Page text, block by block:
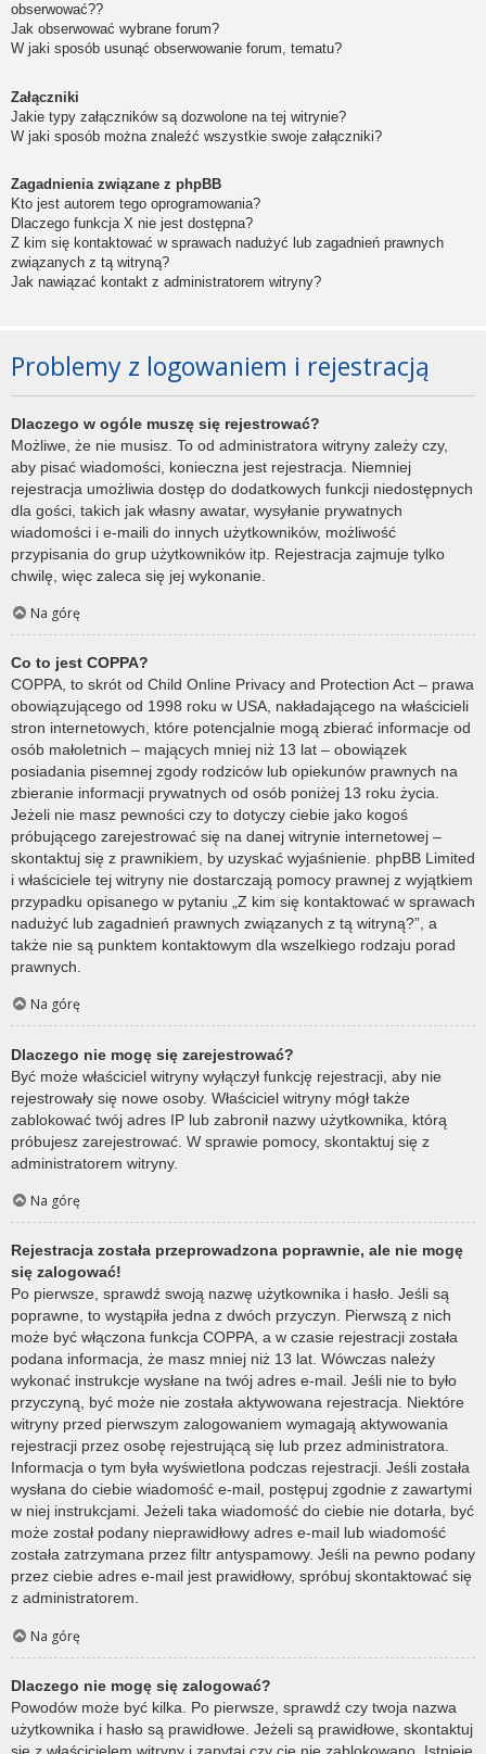
obserwować??
Jak obserwować wybrane forum?
W jaki sposób usunąć obserwowanie forum, tematu?
Załączniki
Jakie typy załączników są dozwolone na tej witrynie?
W jaki sposób można znaleźć wszystkie swoje załączniki?
Zagadnienia związane z phpBB
Kto jest autorem tego oprogramowania?
Dlaczego funkcja X nie jest dostępna?
Z kim się kontaktować w sprawach nadużyć lub zagadnień prawnych
związanych z tą witryną?
Jak nawiązać kontakt z administratorem witryny?
Problemy z logowaniem i rejestracją
Dlaczego w ogóle muszę się rejestrować?
Możliwe, że nie musisz. To od administratora witryny zależy czy,
aby pisać wiadomości, konieczna jest rejestracja. Niemniej
rejestracja umożliwia dostęp do dodatkowych funkcji niedostępnych
dla gości, takich jak własny awatar, wysyłanie prywatnych
wiadomości i e-maili do innych użytkowników, możliwość
przypisania do grup użytkowników itp. Rejestracja zajmuje tylko
chwilę, więc zaleca się jej wykonanie.
Na górę
Co to jest COPPA?
COPPA, to skrót od Child Online Privacy and Protection Act – prawa
obowiązującego od 1998 roku w USA, nakładającego na właścicieli
stron internetowych, które potencjalnie mogą zbierać informacje od
osób małoletnich – mających mniej niż 13 lat – obowiązek
posiadania pisemnej zgody rodziców lub opiekunów prawnych na
zbieranie informacji prywatnych od osób poniżej 13 roku życia.
Jeżeli nie masz pewności czy to dotyczy ciebie jako kogoś
próbującego zarejestrować się na danej witrynie internetowej –
skontaktuj się z prawnikiem, by uzyskać wyjaśnienie. phpBB Limited
i właściciele tej witryny nie dostarczają pomocy prawnej z wyjątkiem
przypadku opisanego w pytaniu „Z kim się kontaktować w sprawach
nadużyć lub zagadnień prawnych związanych z tą witryną?”, a
także nie są punktem kontaktowym dla wszelkiego rodzaju porad
prawnych.
Na górę
Dlaczego nie mogę się zarejestrować?
Być może właściciel witryny wyłączył funkcję rejestracji, aby nie
rejestrowały się nowe osoby. Właściciel witryny mógł także
zablokować twój adres IP lub zabronił nazwy użytkownika, którą
próbujesz zarejestrować. W sprawie pomocy, skontaktuj się z
administratorem witryny.
Na górę
Rejestracja została przeprowadzona poprawnie, ale nie mogę
się zalogować!
Po pierwsze, sprawdź swoją nazwę użytkownika i hasło. Jeśli są
poprawne, to wystąpiła jedna z dwóch przyczyn. Pierwszą z nich
może być włączona funkcja COPPA, a w czasie rejestracji została
podana informacja, że masz mniej niż 13 lat. Wówczas należy
wykonać instrukcje wysłane na twój adres e-mail. Jeśli nie to było
przyczyną, być może nie została aktywowana rejestracja. Niektóre
witryny przed pierwszym zalogowaniem wymagają aktywowania
rejestracji przez osobę rejestrującą się lub przez administratora.
Informacja o tym była wyświetlona podczas rejestracji. Jeśli została
wysłana do ciebie wiadomość e-mail, postępuj zgodnie z zawartymi
w niej instrukcjami. Jeżeli taka wiadomość do ciebie nie dotarła, być
może został podany nieprawidłowy adres e-mail lub wiadomość
została zatrzymana przez filtr antyspamowy. Jeśli na pewno podany
przez ciebie adres e-mail jest prawidłowy, spróbuj skontaktować się
z administratorem.
Na górę
Dlaczego nie mogę się zalogować?
Powodów może być kilka. Po pierwsze, sprawdź czy twoja nazwa
użytkownika i hasło są prawidłowe. Jeżeli są prawidłowe, skontaktuj